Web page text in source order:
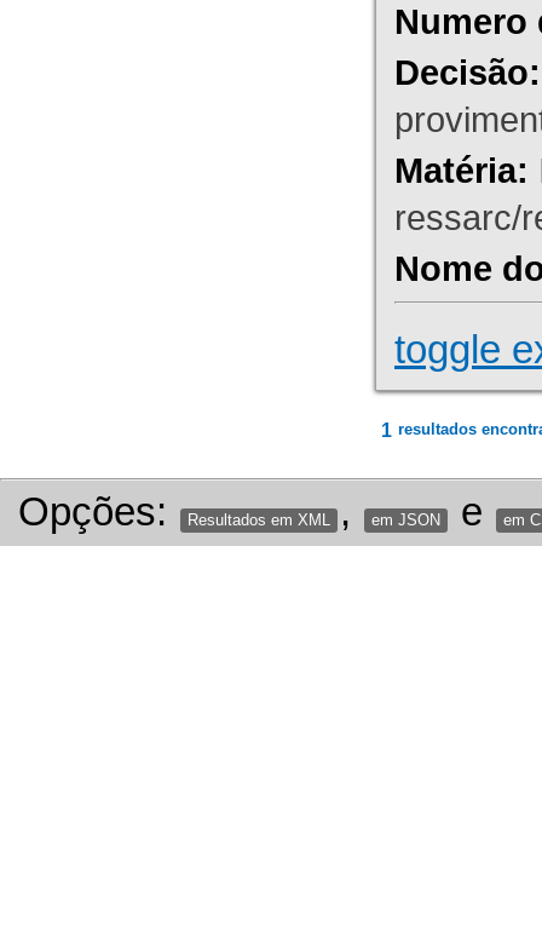
Numero
Decisão:
Matéria:
ressarc/
Nome
toggle
1 resultados
Opções: Resultados em XML , em JSON e em